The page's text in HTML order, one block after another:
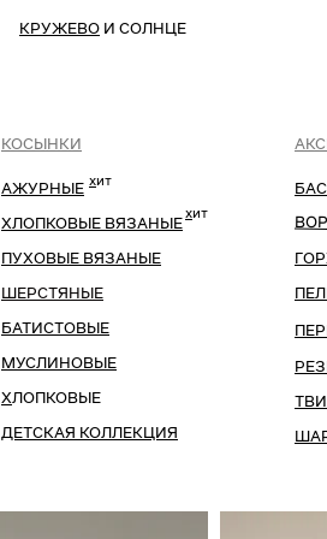
КРУЖЕВО И СОЛНЦЕ
КОСЫНКИ
ШЕРСТЯНЫЕ
ДЕТСКАЯ КОЛЛЕКЦИЯ
ХЛОПКОВЫЕ
БАТИСТОВЫЕ
МУСЛИНОВЫЕ
ХЛОПКОВЫЕ ВЯЗАНЫЕ
ПУХОВЫЕ ВЯЗАНЫЕ
хит
хит
АЖУРНЫЕ